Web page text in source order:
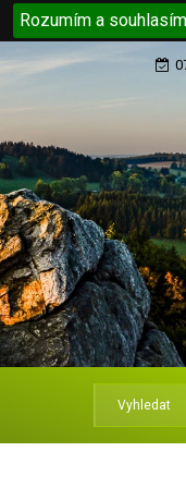
Rozumím a souhlasím